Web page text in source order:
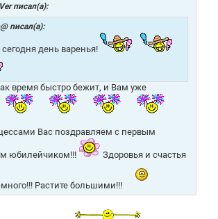
писал(а):
писал(а):
сегодня день варенья!
время быстро бежит, и Вам уже
Вас поздравляем с первым
юбилейчиком!!! Здоровья и счастья
Растите большими!!!